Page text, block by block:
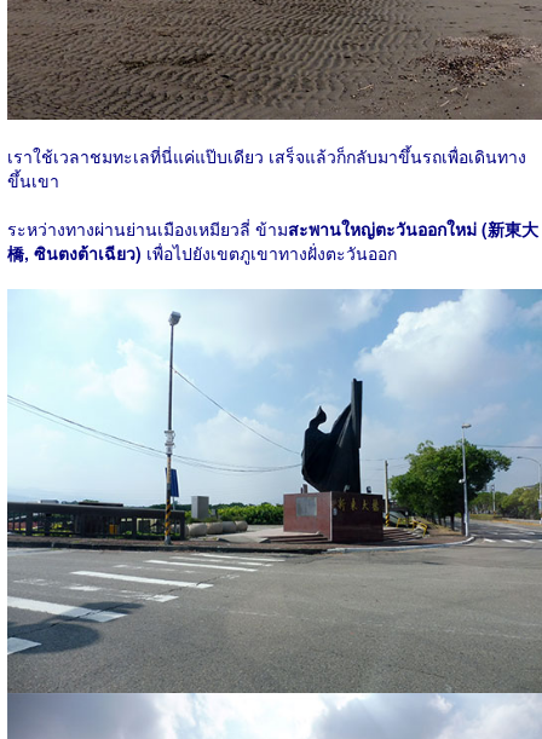
เราใช้เวลาชมทะเลที่นี่แค่แป๊บเดียว เสร็จแล้วก็กลับมาขึ้นรถเพื่อเดินทาง
ขึ้นเขา
ระหว่างทางผ่านย่านเมืองเหมียวลี่ ข้ามสะพานใหญ่ตะวันออกใหม่ (新東大
橋, ซินตงต้าเฉียว) เพื่อไปยังเขตภูเขาทางฝั่งตะวันออก